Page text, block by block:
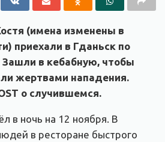
(имена изменены в
приехали в Гданьск по
Зашли в кебабную, чтобы
жертвами нападения.
о случившемся.
в ночь на 12 ноября. В
в ресторане быстрого